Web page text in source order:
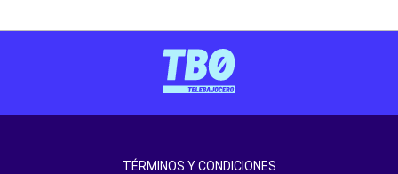
TÉRMINOS Y CONDICIONES